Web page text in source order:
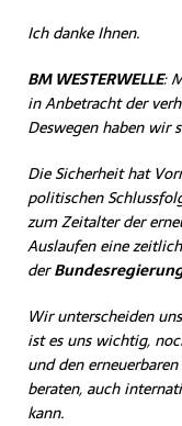
Ich danke Ihnen.
BM WESTERWELLE:
in Anbetracht der
Deswegen haben wir
Die Sicherheit hat
politischen
zum Zeitalter der
Auslaufen eine
der
Wir unterscheiden
ist es uns wichtig,
und den
beraten, auch
kann.